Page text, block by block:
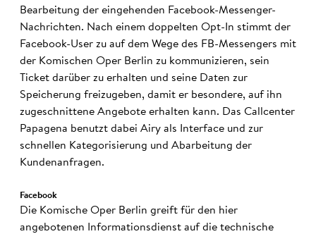
Bearbeitung der eingehenden Facebook-Messenger-
Nachrichten. Nach einem doppelten Opt-In stimmt der
Facebook-User zu auf dem Wege des FB-Messengers mit
der Komischen Oper Berlin zu kommunizieren, sein
Ticket darüber zu erhalten und seine Daten zur
Speicherung freizugeben, damit er besondere, auf ihn
zugeschnittene Angebote erhalten kann. Das Callcenter
Papagena benutzt dabei Airy als Interface und zur
schnellen Kategorisierung und Abarbeitung der
Kundenanfragen.
Facebook
Die Komische Oper Berlin greift für den hier
angebotenen Informationsdienst auf die technische